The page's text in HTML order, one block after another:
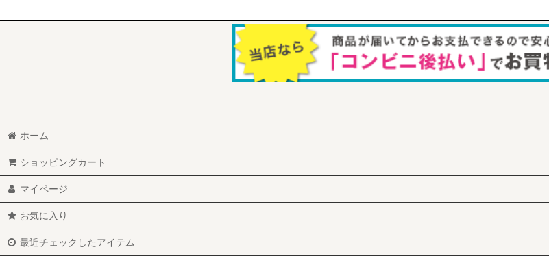
ホーム
ショッピングカート
マイページ
お気に入り
最近チェックしたアイテム